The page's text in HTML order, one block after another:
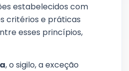
estabelecidos com
critérios e práticas
esses princípios,
, o sigilo, a exceção